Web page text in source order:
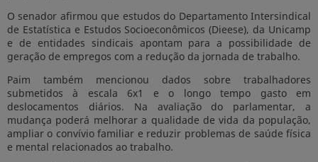
O senador afirmou que estudos do Departamento Intersindical
de Estatística e Estudos Socioeconômicos (Dieese), da Unicamp
e de entidades sindicais apontam para a possibilidade de
geração de empregos com a redução da jornada de trabalho.
Paim também mencionou dados sobre trabalhadores
submetidos à escala 6x1 e o longo tempo gasto em
deslocamentos diários. Na avaliação do parlamentar, a
mudança poderá melhorar a qualidade de vida da população,
ampliar o convívio familiar e reduzir problemas de saúde física
e mental relacionados ao trabalho.